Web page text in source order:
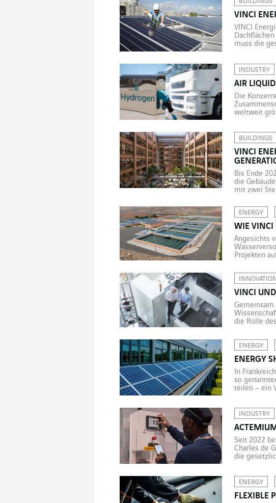
VINCI
VINCI
muss die
INDUSTRY
AIR
Die
weltweit
BUILDINGS
VINCI
Bis Ende
die
mit zwei
intelligente
ENERGY
WIE VINCI
Angesichts
Projekten
die
INNOVATION
VINCI
Gemeinsam
die Rolle
die Stelle
ENERGY
ENERGY
In
so
teilen – ein
INDUSTRY
Seit 2022
Charles de
die
ENERGY
FLEXIBLE